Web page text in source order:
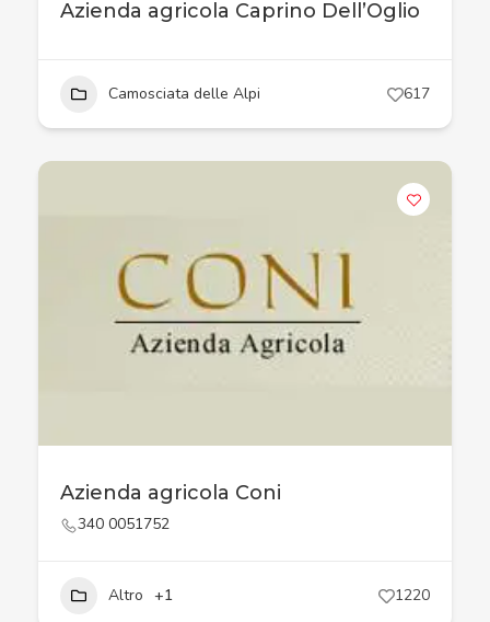
Azienda agricola Caprino Dell’Oglio
Camosciata delle Alpi 617
Azienda agricola Coni
340 0051752
Altro +1 1220